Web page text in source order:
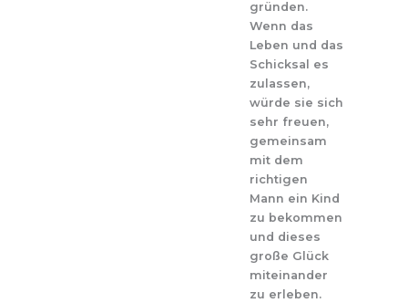
gründen.
Wenn das
Leben und das
Schicksal es
zulassen,
würde sie sich
sehr freuen,
gemeinsam
mit dem
richtigen
Mann ein Kind
zu bekommen
und dieses
große Glück
miteinander
zu erleben.